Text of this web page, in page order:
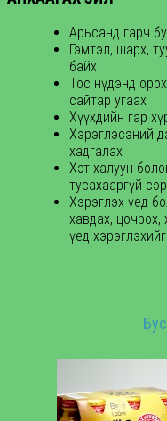
Арьсанд гарч
Гэмтэл, шарх,
байх
Тос нүдэнд
сайтар угаах
Хүүхдийн гар
Хэрэглэсэний
хадгалах
Хэт халуун
тусахааргүй
Хэрэглэх үед
хавдах, цочрох,
үед